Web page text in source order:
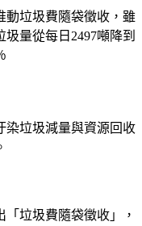
動垃圾費隨袋徵收，雖
量從每日2497噸降到
染垃圾減量與資源回收
垃圾費隨袋徵收」，